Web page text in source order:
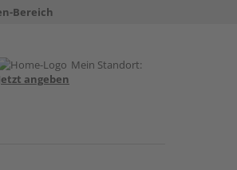
Bereich
Mein Standort:
angeben